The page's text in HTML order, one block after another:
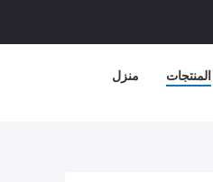
منزل المنتجات